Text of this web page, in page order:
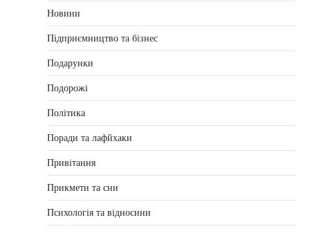
Новини
Підприємництво та бізнес
Подарунки
Подорожі
Політика
Поради та лафйхаки
Привітання
Прикмети та сни
Психологія та відносини